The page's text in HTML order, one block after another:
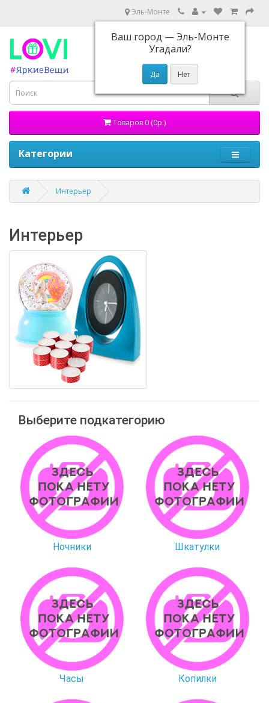
Эль-Монте
Ваш город —Эль-Монте
Угадали?
Товаров 0 (0р.)
Категории
Интерьер
Интерьер
Выберите подкатегорию
Ночники Шкатулки
Часы Копилки